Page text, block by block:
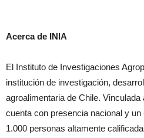
Acerca de INIA
El Instituto de Investigaciones
institución de investigación,
agroalimentaria de Chile.
cuenta con presencia nacional y
1.000 personas altamente